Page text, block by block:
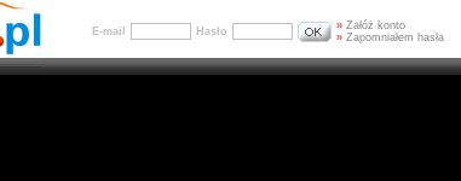
E-mail Hasło » Załóż konto
» Zapomniałem hasła